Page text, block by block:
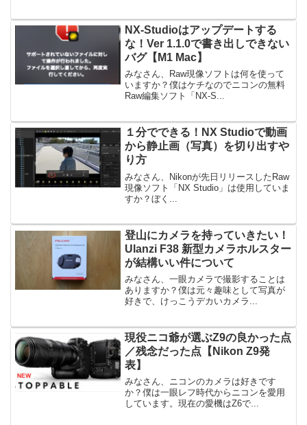
NX-Studioはアップデートする
な！Ver 1.1.0で書き出しできない
バグ【M1 Mac】
みなさん、Raw現像ソフトは何を使って
いますか？僕はケチなのでニコンの無料
Raw編集ソフト「NX-S...
１分でできる！NX Studioで動画
から静止画（写真）を切り出すや
り方
みなさん、Nikonが先日リリースしたRaw
現像ソフト「NX Studio」は使用していま
すか？ぼく...
登山にカメラを持っていきたい！
Ulanzi F38 新型カメラホルスター
が結構いい件について
みなさん、一眼カメラで撮影することは
ありますか？僕は元々趣味として写真が
好きで、けっこうデカいカメラ...
現役ニコ爺が選ぶZ9の良かった点
／残念だった点【Nikon Z9発
表】
みなさん、ニコンのカメラは好きです
か？僕は一眼レフ時代からニコンを愛用
しています。現在の愛機はZ6で...